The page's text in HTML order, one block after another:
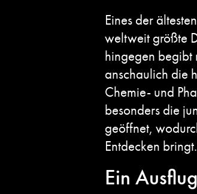
Eines der
weltweit größte
hingegen begibt
anschaulich die
Chemie- und
besonders die
geöffnet,
Entdecken bringt.
Ein